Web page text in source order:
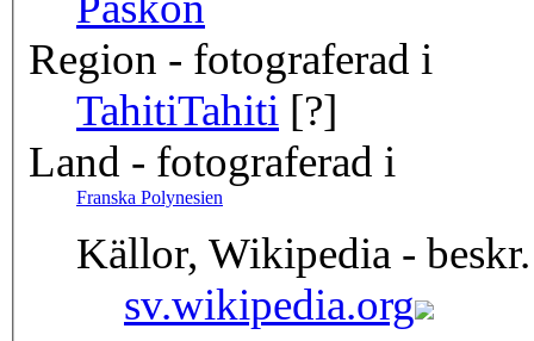
Region - fotograferad i
TahitiTahiti [?]
Land - fotograferad i
Franska Polynesien
Källor, Wikipedia -
sv.wikipedia.org